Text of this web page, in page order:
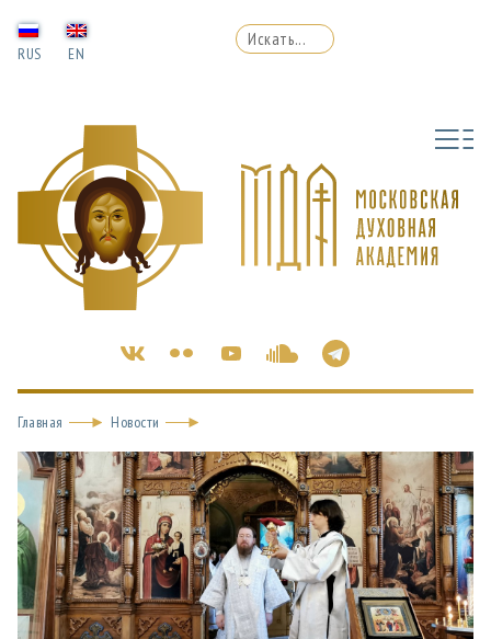
RUS EN
Главная Новости